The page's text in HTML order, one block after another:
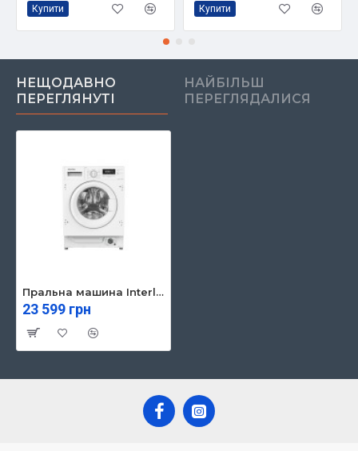
Купити Купити
НЕЩОДАВНО
ПЕРЕГЛЯНУТІ
НАЙБІЛЬШ
ПЕРЕГЛЯДАЛИСЯ
Пральна машина Interline WM 714016 PB Steam
23 599 грн